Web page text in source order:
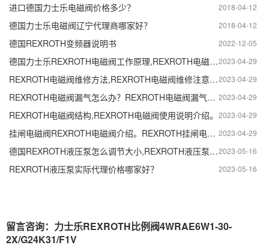
2018-04-12
进口德国力士乐电磁阀价格多少？
2018-04-12
德国力士乐电磁阀辽宁代理商哪家好？
2022-12-05
德国REXROTH变频器说明书
2023-04-29
德国力士乐REXROTH电磁阀工作原理,REXROTH电磁阀作用及特点。
2023-04-29
REXROTH电磁阀维修方法,REXROTH电磁阀维修注意事项。
2023-04-29
REXROTH电磁阀漏气怎么办？REXROTH电磁阀漏气检测方法。
2023-04-29
REXROTH电磁阀结构,REXROTH电磁阀使用说明介绍。
2023-04-29
挂闸电磁阀REXROTH电磁阀介绍。REXROTH挂闸电磁阀特点及作用。
2023-05-16
德国REXROTH液压泵怎么调节大小,REXROTH液压泵压力调整方法。
2023-05-16
REXROTH液压泵实际代理价格哪家好？
留言咨询：力士乐REXROTH比例阀4WRAE6W1-30-
2X/G24K31/F1V